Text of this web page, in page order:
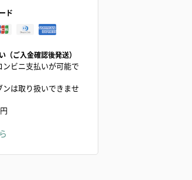
ド
（ご入金確認後発送）
ビニ支払いが可能で
は取り扱いできませ